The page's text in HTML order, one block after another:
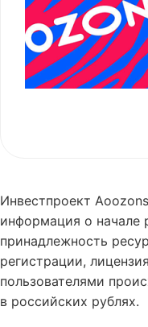
Инвестпроект
информация о начале
принадлежность
регистрации,
пользователями
в российских рублях.